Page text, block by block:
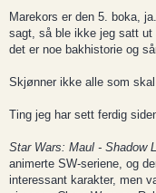
s
Marekors er den 5. boka,
sagt, så ble ikke jeg satt
det er noe bakhistorie og
Skjønner ikke alle som
Ting jeg har sett ferdig
Star Wars: Maul - Shadow
animerte SW-seriene, og
interessant karakter, men